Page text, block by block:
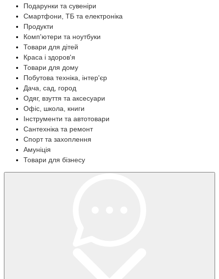
Подарунки та сувеніри
Смартфони, ТБ та електроніка
Продукти
Комп'ютери та ноутбуки
Товари для дітей
Краса і здоров'я
Товари для дому
Побутова техніка, інтер'єр
Дача, сад, город
Одяг, взуття та аксесуари
Офіс, школа, книги
Інструменти та автотовари
Сантехніка та ремонт
Спорт та захоплення
Амуніція
Товари для бізнесу